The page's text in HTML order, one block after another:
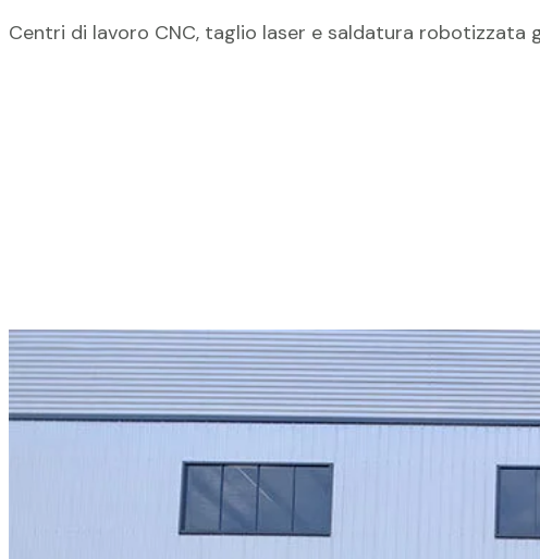
Centri di lavoro CNC, taglio laser e saldatura